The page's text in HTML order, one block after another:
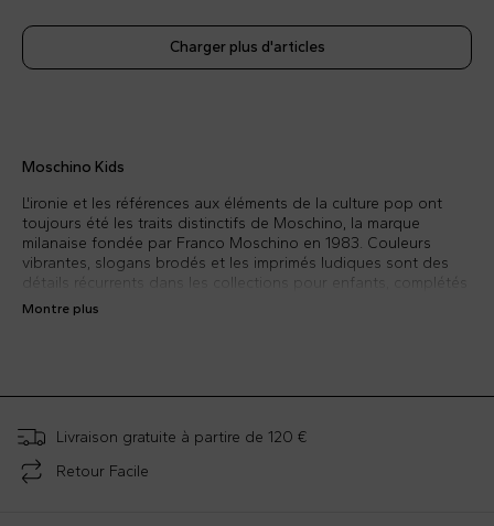
Charger plus d'articles
Moschino Kids
L'ironie et les références aux éléments de la culture pop ont
toujours été les traits distinctifs de Moschino, la marque
milanaise fondée par Franco Moschino en 1983. Couleurs
vibrantes, slogans brodés et les imprimés ludiques sont des
détails récurrents dans les collections pour enfants, complétés
par des chaussures et des accessoires toujours surprenants. .
de vêtements pour garçons et filles, bébés garcçon et fille, qui
fondée par Franco Moschino en 1983.
Sur CoccoleBimbi vous trouverez une large sélection des
articles les plus cool et les plus reconnaissables de la marque
Montre plus
Livraison gratuite à partire de 120 €
Retour Facile